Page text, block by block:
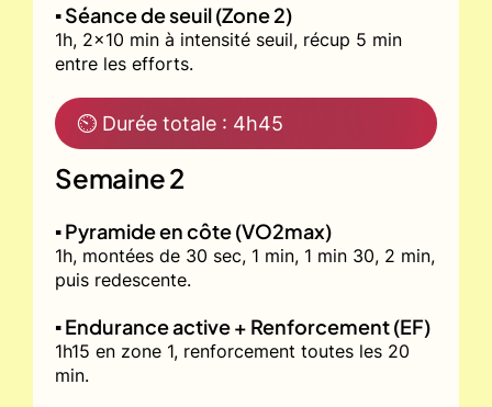
▪️ Séance de seuil (Zone 2)
1h, 2x10 min à intensité seuil, récup 5 min
entre les efforts.
⏲ Durée totale : 4h45
Semaine 2
▪️ Pyramide en côte (VO2max)
1h, montées de 30 sec, 1 min, 1 min 30, 2 min,
puis redescente.
▪️ Endurance active + Renforcement (EF)
1h15 en zone 1, renforcement toutes les 20
min.